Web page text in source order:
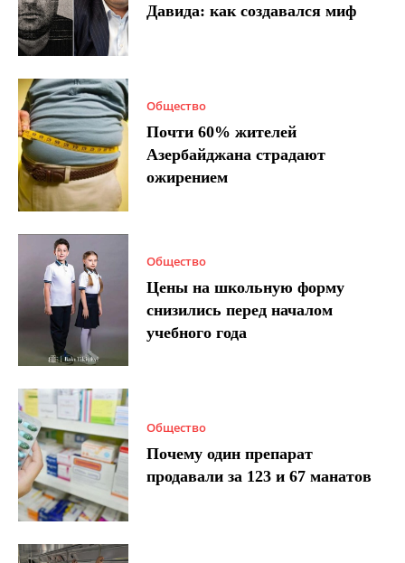
Давида: как создавался миф
Общество
Почти 60% жителей
Азербайджана страдают
ожирением
Общество
Цены на школьную форму
снизились перед началом
учебного года
Общество
Почему один препарат
продавали за 123 и 67 манатов